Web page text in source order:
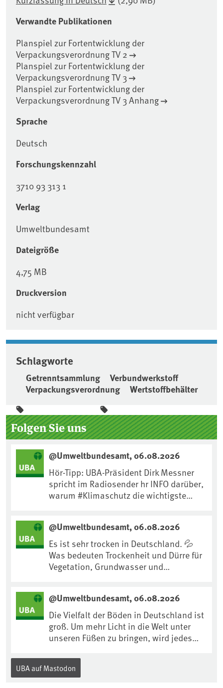
Verwandte Publikationen
Planspiel zur Fortentwicklung der
Verpackungsverordnung TV 2
Planspiel zur Fortentwicklung der
Verpackungsverordnung TV 3
Planspiel zur Fortentwicklung der
Verpackungsverordnung TV 3 Anhang
Sprache
Deutsch
Forschungskennzahl
3710 93 313 1
Verlag
Umweltbundesamt
Dateigröße
4,75 MB
Druckversion
nicht verfügbar
Schlagworte
Getrenntsammlung
Verbundwerkstoff
Verpackungsverordnung
Wertstoffbehälter
Seitenleiste
Folgen Sie uns
@Umweltbundesamt, 06.08.2026
Hör-Tipp: UBA-Präsident Dirk Messner
spricht im Radiosender hr INFO darüber,
warum #Klimaschutz die wichtigste
https://www.ardsounds.de/episode/urn
:ard:episode:0e7cf1c4b819c26d/
@Umweltbundesamt, 06.08.2026
Es ist sehr trocken in Deutschland. 💦
Was bedeuten Trockenheit und Dürre für
Vegetation, Grundwasser und
anpassen?🤔Antworten auf diese und
weitere Fragen auf unserer Webseite:
www.uba.de/trockenheit #Trockenheit
#Klimawandel
@Umweltbundesamt, 06.08.2026
Die Vielfalt der Böden in Deutschland ist
groß. Um mehr Licht in die Welt unter
unseren Füßen zu bringen, wird jedes
Internationalen Tag des Bodens, der
„Boden des Jahres“ vorgestellt. Das UBA
UBA auf Mastodon